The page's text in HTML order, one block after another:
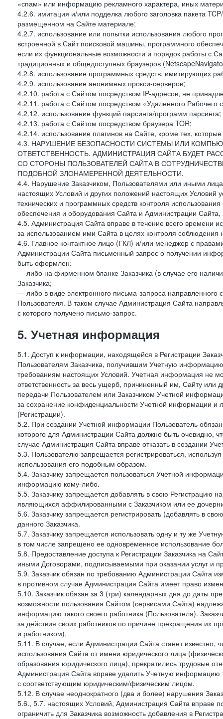
«спам» или информацию рекламного характера, иных
4.2.6. имитация и/или подделка любого заголовка пакета
размещенном на Сайте материале;
4.2.7. использование или попытки использования любого
встроенной в Сайт поисковой машины, программного
если их функциональные возможности и порядок работы с
традиционных и общедоступных браузеров
4.2.8. использование программных средств, имитирующих
4.2.9. использование анонимных прокси-серверов;
4.2.10. работа с Сайтом посредством IP-адресов, не
4.2.11. работа с Сайтом посредством «Удаленного Рабочего
4.2.12. использование функций парсинга/программ парсинга;
4.2.13. работа с Сайтом посредством браузера TOR;
4.2.14. использование плагинов на Сайте, кроме тех,
4.3. НАРУШЕНИЕ БЕЗОПАСНОСТИ СИСТЕМЫ ИЛИ
ОТВЕТСТВЕННОСТЬ. АДМИНИСТРАЦИЯ САЙТА БУДЕТ
СО СТОРОНЫ ПОЛЬЗОВАТЕЛЕЙ САЙТА В
ПОДОБНОЙ ЗЛОНАМЕРЕННОЙ ДЕЯТЕЛЬНОСТИ.
4.4. Нарушение Заказчиком, Пользователями или иными
настоящих Условий и других положений настоящих Условий
технических и программных средств контроля
обеспечения и оборудования Сайта и Администрации
4.5. Администрация Сайта вправе в течение всего времени
за использованием ими Сайта в целях контроля
4.6. Главное контактное лицо (ГКЛ) и/или менеджер с
Администрации Сайта письменный запрос о получении
быть оформлен:
— либо на фирменном бланке Заказчика (в случае его
Заказчика;
— либо в виде электронного письма-запроса направленного
Пользователя. В таком случае Администрация Сайта
с которого получено письмо-запрос.
5. Учетная информация
5.1. Доступ к информации, находящейся в Регистрации
Пользователям Заказчика, получившим Учетную
требованиям настоящих Условий. Учетная информация не
ответственность за весь ущерб, причиненный им, Сайту
передачи Пользователем или Заказчиком Учетной
за сохранение конфиденциальности Учетной информации
(Регистрации).
5.2. При создании Учетной информации Пользователь
которого для Администрации Сайта должно быть очевидно,
случае Администрация Сайта вправе отказать в создании
5.3. Пользователю запрещается регистрироваться,
использования его подобным образом.
5.4. Заказчику запрещается пользоваться Учетной
информацию кому-либо.
5.5. Заказчику запрещается добавлять в свою Регистрацию
являющихся аффилированными с Заказчиком или ее
5.6. Заказчику запрещается регистрировать (добавлять в
данного Заказчика.
5.7. Заказчику запрещается использовать одну и ту же
в том числе запрещено ее одновременное использование
5.8. Предоставление доступа к Регистрации Заказчика на
иными Договорами, подписываемыми при оказании услуг и
5.9. Заказчик обязан по требованию Администрации Сайта
в противном случае Администрация Сайта имеет право
5.10. Заказчик обязан за 3 (три) календарных дня до даты
возможности пользования Сайтом (сервисами Сайта)
информацию такого своего работника (Пользователя).
за действия своих работников по причине прекращения их
и работником).
5.11. В случае, если Администрации Сайта станет
использования Сайта от имени юридического лица
образования юридического лица), прекратились трудовые
Администрация Сайта вправе удалить Учетную информацию
с соответствующим юридическим/физическим лицом.
5.12. В случае неоднократного (два и более) нарушения
5.6., 5.7. настоящих Условий, Администрация Сайта вправе
ограничить для Заказчика возможность добавления в